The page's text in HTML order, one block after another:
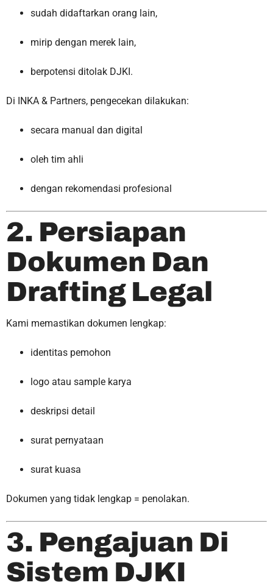
sudah didaftarkan orang lain,
mirip dengan merek lain,
berpotensi ditolak DJKI.
Di INKA & Partners, pengecekan dilakukan:
secara manual dan digital
oleh tim ahli
dengan rekomendasi profesional
2. Persiapan
Dokumen Dan
Drafting Legal
Kami memastikan dokumen lengkap:
identitas pemohon
logo atau sample karya
deskripsi detail
surat pernyataan
surat kuasa
Dokumen yang tidak lengkap = penolakan.
3. Pengajuan Di
Sistem DJKI